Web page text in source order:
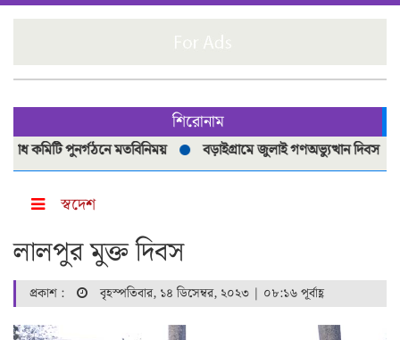
শিরোনাম
কমিটি পুনর্গঠনে মতবিনিময় বড়াইগ্রামে জুলাই গণঅভ্যুত্থান দিবস পালিত
স্বদেশ
লালপুর মুক্ত দিবস
প্রকাশ : বৃহস্পতিবার, ১৪ ডিসেম্বর, ২০২৩ | ০৮:১৬ পূর্বাহ্ণ